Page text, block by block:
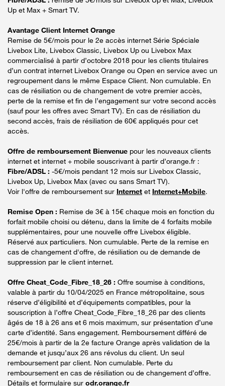
Up et Max + Smart TV.
Avantage Client Internet Orange
Remise de 5€/mois pour le 2e accès internet Série Spéciale
Livebox Lite, Livebox Classic, Livebox Up ou Livebox Max
commercialisé à partir d’octobre 2018 pour les clients titulaires
d’un contrat internet Livebox Orange ou Open en service avec un
regroupement dans le même Espace Client. Non cumulable. En
cas de résiliation ou de changement de votre premier accès,
perte de la remise et fin de l’engagement sur votre second accès
(sauf pour les offres avec Smart TV). En cas de résiliation du
second accès, frais de résiliation de 60€ appliqués pour cet
accès.
Offre de remboursement Bienvenue pour les nouveaux clients
internet et internet + mobile souscrivant à partir d’orange.fr :
Fibre/ADSL : -5€/mois pendant 12 mois sur Livebox Classic,
Livebox Up, Livebox Max (avec ou sans Smart TV).
Voir l'offre de remboursement sur Internet et Internet+Mobile.
Remise Open : Remise de 3€ à 15€ chaque mois en fonction du
forfait mobile choisi ou détenu, dans la limite de 4 forfaits mobile
supplémentaires, pour une nouvelle offre Livebox éligible.
Réservé aux particuliers. Non cumulable. Perte de la remise en
cas de changement d'offre, de résiliation ou de demande de
suppression par le client internet.
Offre Cheat_Code_Fibre_18_26 : Offre soumise à conditions,
valable à partir du 10/04/2025 en France métropolitaine, sous
réserve d’éligibilité et d’équipements compatibles, pour la
souscription à l’offre Cheat_Code_Fibre_18_26 par des clients
âgés de 18 à 26 ans et 6 mois maximum, sur présentation d’une
carte d’identité. Sans engagement. Remboursement différé de
25€/mois à partir de la 2e facture Orange après validation de la
demande et jusqu’aux 26 ans révolus du client. Un seul
remboursement par client. Non cumulable. Perte du
remboursement en cas de résiliation ou de changement d’offre.
Détails et formulaire sur odr.orange.fr